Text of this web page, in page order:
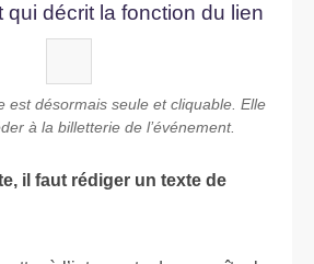
qui décrit la fonction du lien
est désormais seule et cliquable. Elle
à la billetterie de l’événement.
il faut rédiger un texte de